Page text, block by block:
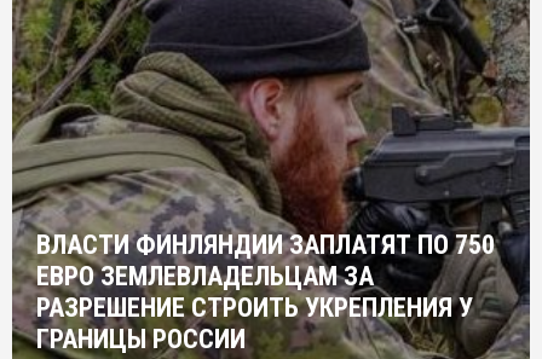
ВЛАСТИ ФИНЛЯНДИИ ЗАПЛАТЯТ ПО 750
ЕВРО ЗЕМЛЕВЛАДЕЛЬЦАМ ЗА
РАЗРЕШЕНИЕ СТРОИТЬ УКРЕПЛЕНИЯ У
ГРАНИЦЫ РОССИИ